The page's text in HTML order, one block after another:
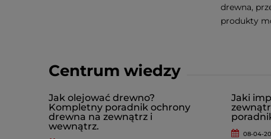
drewna,
produkty
Centrum wiedzy
Jak olejować drewno?
Kompletny poradnik ochrony
drewna na zewnątrz i
wewnątrz.
Jaki
08-04-